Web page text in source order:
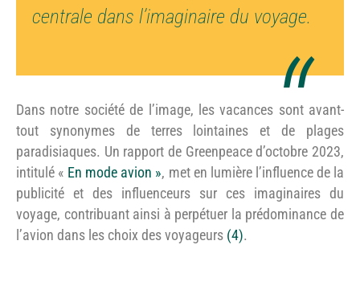
centrale dans l’imaginaire du voyage.
Dans notre société de l’image, les vacances sont avant-
tout synonymes de terres lointaines et de plages
paradisiaques. Un rapport de Greenpeace d’octobre 2023,
intitulé « En mode avion », met en lumière l’influence de la
publicité et des influenceurs sur ces imaginaires du
voyage, contribuant ainsi à perpétuer la prédominance de
l’avion dans les choix des voyageurs (4).